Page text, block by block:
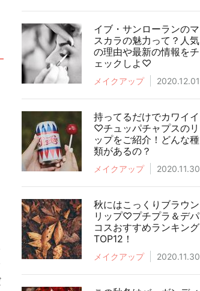
イブ・サンローランのマ
スカラの魅力って？人気
の理由や最新の情報をチ
ェックしよ♡
メイクアップ 2020.12.01
持ってるだけでカワイイ
♡チュッパチャプスのリ
ップをご紹介！どんな種
類があるの？
メイクアップ 2020.11.30
秋にはこっくりブラウン
リップ♡プチプラ＆デパ
コスおすすめランキング
TOP12！
メイクアップ 2020.11.30